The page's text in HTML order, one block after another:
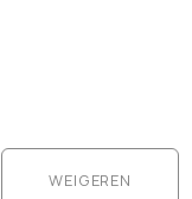
WEIGEREN